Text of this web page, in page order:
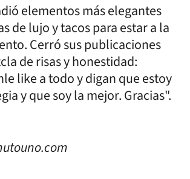
elementos más elegantes
de lujo y tacos para estar a la
Cerró sus publicaciones
de risas y honestidad:
like a todo y digan que estoy
y que soy la mejor. Gracias".